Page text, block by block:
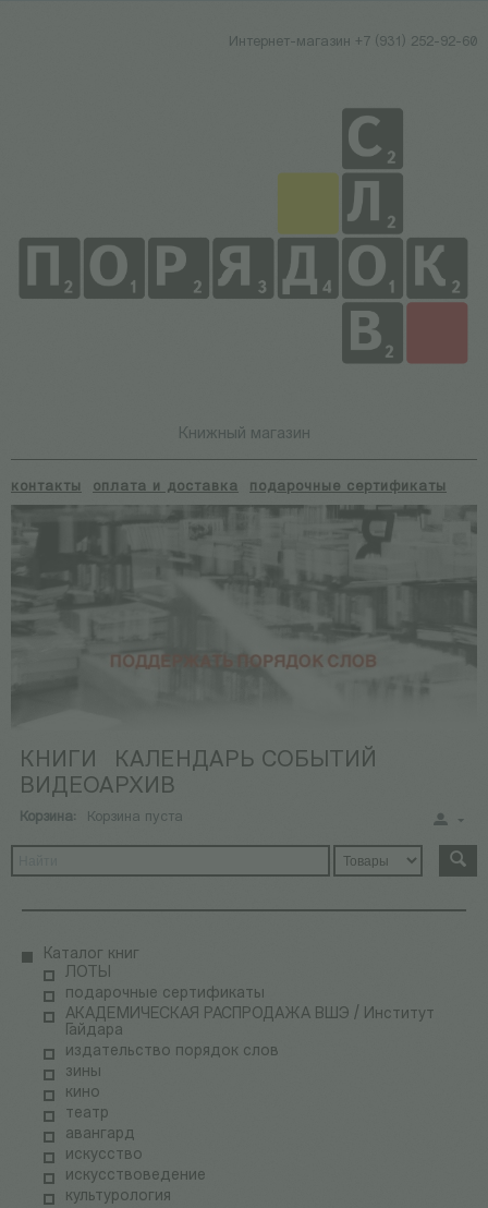
Интернет-магазин +7 (931) 252-92-60
Книжный магазин
контакты оплата и доставка подарочные сертификаты
КНИГИ
КАЛЕНДАРЬ СОБЫТИЙ
ВИДЕОАРХИВ
Корзина: Корзина пуста
Каталог книг
ЛОТЫ
подарочные сертификаты
АКАДЕМИЧЕСКАЯ РАСПРОДАЖА ВШЭ / Институт
Гайдара
издательство порядок слов
зины
кино
театр
авангард
искусство
искусствоведение
культурология